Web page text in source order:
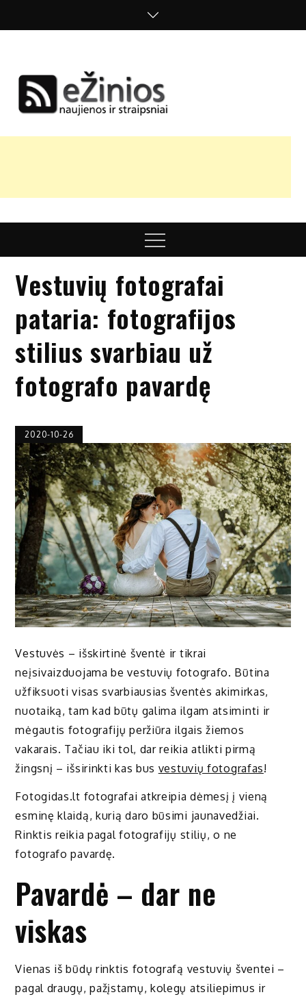
nuomonės
Menu
Vestuvių fotografai
pataria: fotografijos
stilius svarbiau už
fotografo pavardę
2020-10-26
Vestuvės – išskirtinė šventė ir tikrai
neįsivaizduojama be vestuvių fotografo. Būtina
užfiksuoti visas svarbiausias šventės akimirkas,
nuotaiką, tam kad būtų galima ilgam atsiminti ir
mėgautis fotografijų peržiūra ilgais žiemos
vakarais. Tačiau iki tol, dar reikia atlikti pirmą
žingsnį – išsirinkti kas bus vestuvių fotografas!
Fotogidas.lt fotografai atkreipia dėmesį į vieną
esminę klaidą, kurią daro būsimi jaunavedžiai.
Rinktis reikia pagal fotografijų stilių, o ne
fotografo pavardę.
Pavardė – dar ne
viskas
Vienas iš būdų rinktis fotografą vestuvių šventei –
pagal draugų, pažįstamų, kolegų atsiliepimus ir